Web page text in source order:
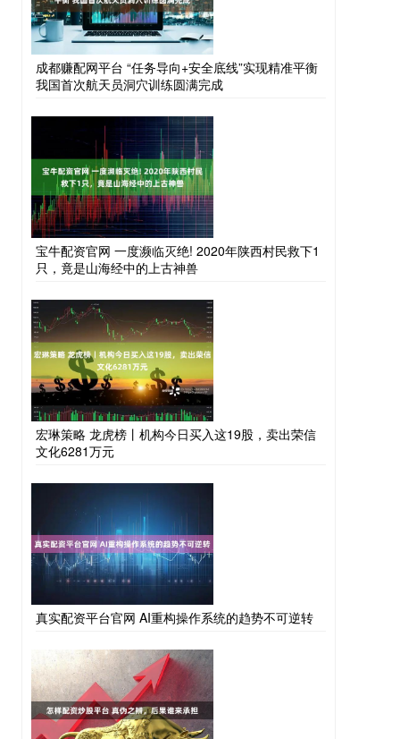
成都赚配网平台 “任务导向+安全底线”实现精准平衡
我国首次航天员洞穴训练圆满完成
宝牛配资官网 一度濒临灭绝! 2020年陕西村民救下1
只，竟是山海经中的上古神兽
宏琳策略 龙虎榜丨机构今日买入这19股，卖出荣信
文化6281万元
真实配资平台官网 AI重构操作系统的趋势不可逆转